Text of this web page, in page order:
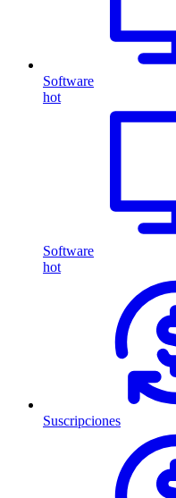
Software
hot
Software
hot
Suscripciones